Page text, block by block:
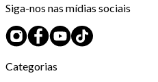
Siga-nos nas mídias sociais
Categorias